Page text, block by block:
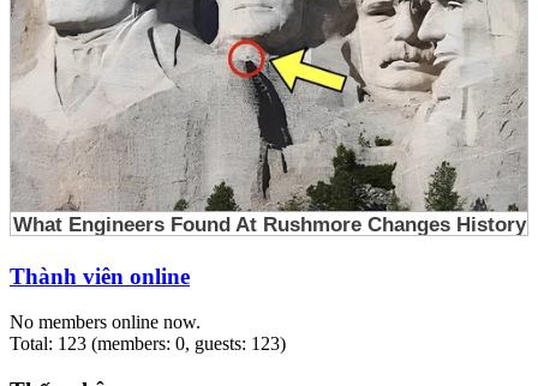
Thành viên online
No members online now.
Total: 123 (members: 0, guests: 123)